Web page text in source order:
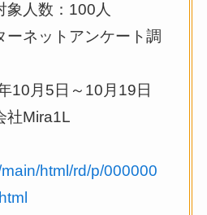
象人数：100人
ーネットアンケート調
10月5日～10月19日
社Mira1L
html/rd/p/000000